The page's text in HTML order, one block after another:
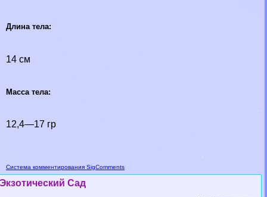
Длина тела:
14 см
Масса тела:
12,4—17 гр
Система комментирования SigComments
Экзотический Сад